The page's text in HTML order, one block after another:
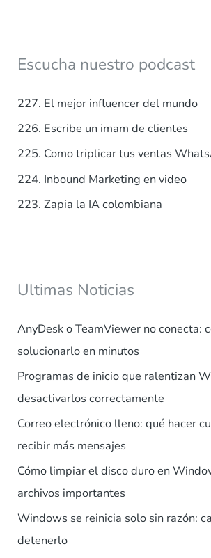
a
p
o
Escucha nuestro podcast
227. El mejor influencer del mundo
226. Escribe un imam de clientes
225. Como triplicar tus ventas
224. Inbound Marketing en video
223. Zapia la IA colombiana
Ultimas Noticias
AnyDesk o TeamViewer no conecta:
solucionarlo en minutos
Programas de inicio que ralentizan
desactivarlos correctamente
Correo electrónico lleno: qué hacer
recibir más mensajes
Cómo limpiar el disco duro en
archivos importantes
Windows se reinicia solo sin razón:
detenerlo